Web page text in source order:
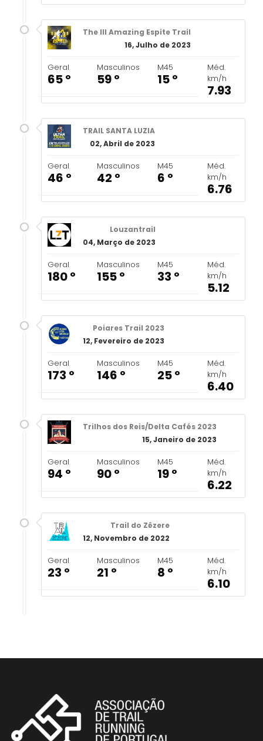
The III Amazing Espite Trail
16, Julho de 2023
Geral
65 º
Masculinos
59 º
M45
15 º
Méd.
km/h
7.93
TRAIL SANTA LUZIA
02, Abril de 2023
Geral
46 º
Masculinos
42 º
M45
6 º
Méd.
km/h
6.76
Louzantrail
04, Março de 2023
Geral
180 º
Masculinos
155 º
M45
33 º
Méd.
km/h
5.12
Poiares Trail 2023
12, Fevereiro de 2023
Geral
173 º
Masculinos
146 º
M45
25 º
Méd.
km/h
6.40
Trilhos dos Reis/Delta Cafés 2023
15, Janeiro de 2023
Geral
94 º
Masculinos
90 º
M45
19 º
Méd.
km/h
6.22
Trail do Zêzere
12, Novembro de 2022
Geral
23 º
Masculinos
21 º
M45
8 º
Méd.
km/h
6.10